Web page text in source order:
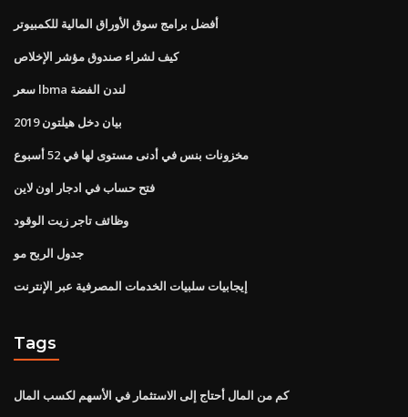
أفضل برامج سوق الأوراق المالية للكمبيوتر
كيف لشراء صندوق مؤشر الإخلاص
سعر lbma لندن الفضة
بيان دخل هيلتون 2019
مخزونات بنس في أدنى مستوى لها في 52 أسبوع
فتح حساب في ادجار اون لاين
وظائف تاجر زيت الوقود
جدول الربح مو
إيجابيات سلبيات الخدمات المصرفية عبر الإنترنت
Tags
كم من المال أحتاج إلى الاستثمار في الأسهم لكسب المال